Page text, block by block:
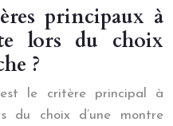
principaux à
lors du choix
?
le critère principal à
du choix d’une montre